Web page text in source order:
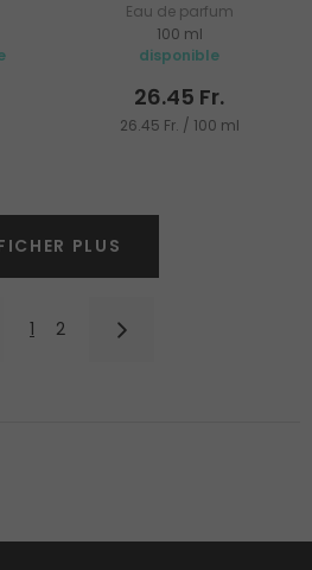
Eau de parfum
100 ml
disponible
26.45 Fr.
26.45 Fr. / 100 ml
PLUS
1 2